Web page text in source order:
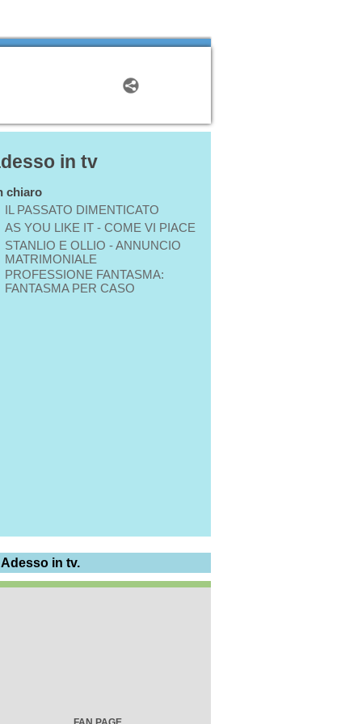
in tv
chiaro
IL PASSATO DIMENTICATO
AS YOU LIKE IT - COME VI PIACE
STANLIO E OLLIO - ANNUNCIO
MATRIMONIALE
PROFESSIONE FANTASMA:
FANTASMA PER CASO
in tv.